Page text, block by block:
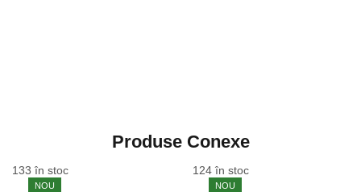
Produse Conexe
NOU
133 în stoc
NOU
124 în stoc